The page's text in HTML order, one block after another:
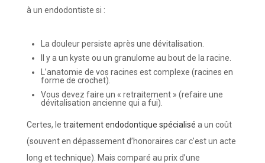
à un endodontiste si :
La douleur persiste après une dévitalisation.
Il y a un kyste ou un granulome au bout de la racine.
L’anatomie de vos racines est complexe (racines en
forme de crochet).
Vous devez faire un « retraitement » (refaire une
dévitalisation ancienne qui a fui).
Certes, le traitement endodontique spécialisé a un coût
(souvent en dépassement d’honoraires car c’est un acte
long et technique). Mais comparé au prix d’une